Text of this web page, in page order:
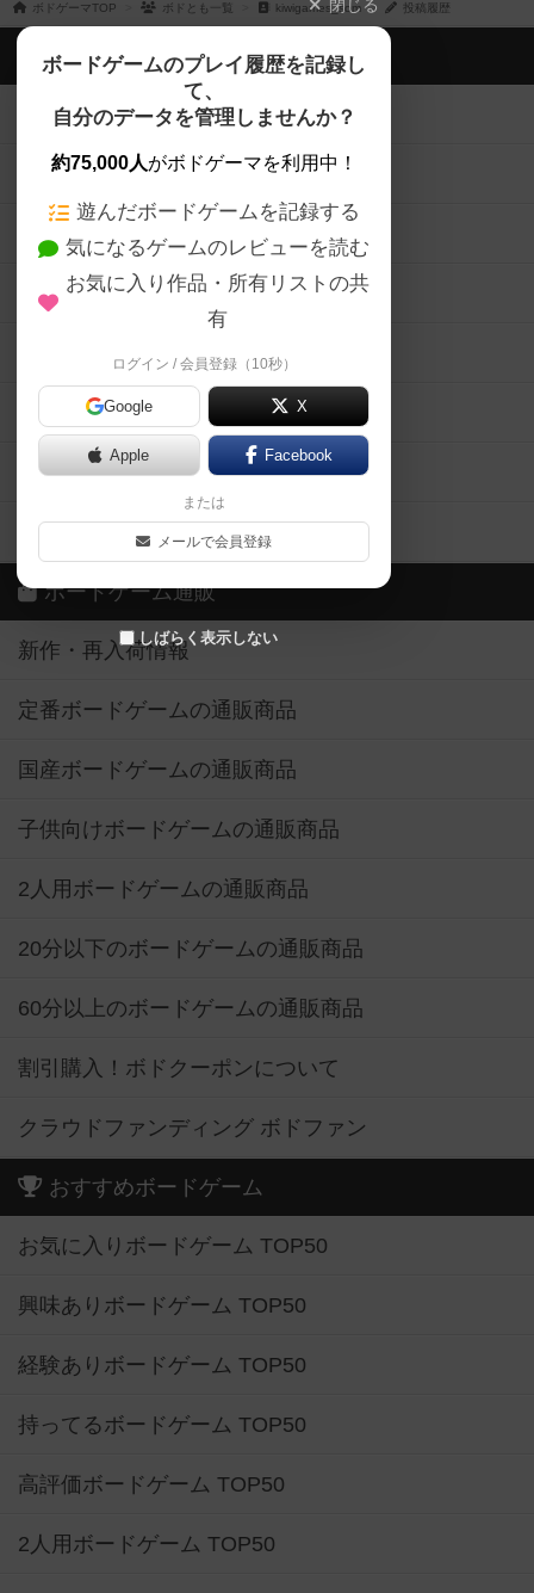
ボドゲーマTOP ボドとも一覧 kiwigames_som 投稿履歴
閉じる
ボードゲームのプレイ履歴を記録し
て、
自分のデータを管理しませんか？
約75,000人がボドゲーマを利用中！
遊んだボードゲームを記録する
気になるゲームのレビューを読む
お気に入り作品・所有リストの共
有
ログイン / 会員登録（10秒）
Google X
Apple Facebook
または
メールで会員登録
しばらく表示しない
ボドゲーマTOP
ボードゲームを検索する
ボードゲームの新着レビュー
ボードゲーム会情報
メカニクス特集
掲示板・トピックス
ボドとも・会員一覧
ボードゲーム業界コラム
ボドゲーマご利用案内
ボードゲーム通販
新作・再入荷情報
定番ボードゲームの通販商品
国産ボードゲームの通販商品
子供向けボードゲームの通販商品
2人用ボードゲームの通販商品
20分以下のボードゲームの通販商品
60分以上のボードゲームの通販商品
割引購入！ボドクーポンについて
クラウドファンディング ボドファン
おすすめボードゲーム
お気に入りボードゲーム TOP50
興味ありボードゲーム TOP50
経験ありボードゲーム TOP50
持ってるボードゲーム TOP50
高評価ボードゲーム TOP50
2人用ボードゲーム TOP50